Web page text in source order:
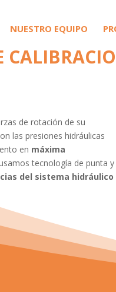
NUESTRO EQUIPO
de rotación de su
las presiones hidráulicas
en máxima
tecnología de punta y
del sistema hidráulico